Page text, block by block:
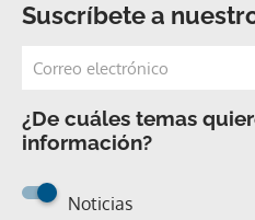
Suscríbete a
¿De cuáles temas
información?
Noticias